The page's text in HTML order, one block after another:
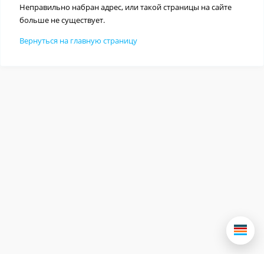
Неправильно набран адрес, или такой страницы на сайте
больше не существует.
Вернуться на главную страницу